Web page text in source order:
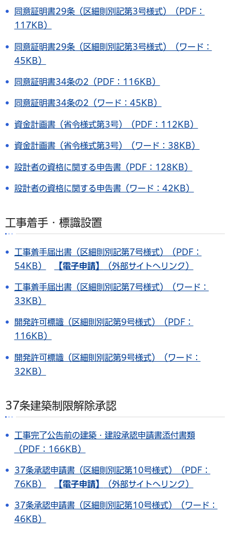
同意証明書29条（区細則別記第3号様式）（PDF：
117KB）
同意証明書29条（区細則別記第3号様式）（ワード：
45KB）
同意証明書34条の2（PDF：116KB）
同意証明書34条の2（ワード：45KB）
資金計画書（省令様式第3号）（PDF：112KB）
資金計画書（省令様式第3号）（ワード：38KB）
設計者の資格に関する申告書（PDF：128KB）
設計者の資格に関する申告書（ワード：42KB）
工事着手・標識設置
工事着手届出書（区細則別記第7号様式）（PDF：
54KB）
【電子申請】 （外部サイトへリンク）
工事着手届出書（区細則別記第7号様式）（ワード：
33KB）
開発許可標識（区細則別記第9号様式）（PDF：
116KB）
開発許可標識（区細則別記第9号様式）（ワード：
32KB）
37条建築制限解除承認
工事完了公告前の建築・建設承認申請書添付書類
（PDF：166KB）
37条承認申請書（区細則別記第10号様式）（PDF：
76KB）
【電子申請】 （外部サイトへリンク）
37条承認申請書（区細則別記第10号様式）（ワード：
46KB）